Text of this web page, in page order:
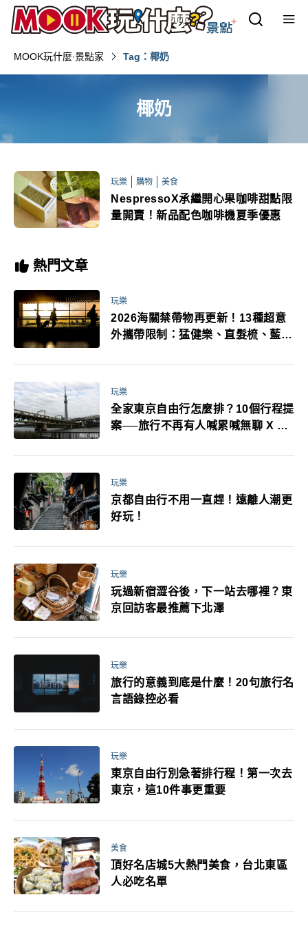
MOOK玩什麼‧景點家 Tag：椰奶
椰奶
玩樂 購物 美食
NespressoX承繼開心果咖啡甜點限
量開賣！新品配色咖啡機夏季優惠
熱門文章
玩樂
2026海關禁帶物再更新！13種超意
外攜帶限制：猛健樂、直髮梳、藍牙
萬！注意事項一次看！
玩樂
全家東京自由行怎麼排？10個行程提
案──旅行不再有人喊累喊無聊 X 爸
玩樂
京都自由行不用一直趕！遠離人潮更
好玩！
玩樂
玩過新宿澀谷後，下一站去哪裡？東
京回訪客最推薦下北澤
玩樂
旅行的意義到底是什麼！20句旅行名
言語錄控必看
玩樂
東京自由行別急著排行程！第一次去
東京，這10件事更重要
美食
頂好名店城5大熱門美食，台北東區
人必吃名單